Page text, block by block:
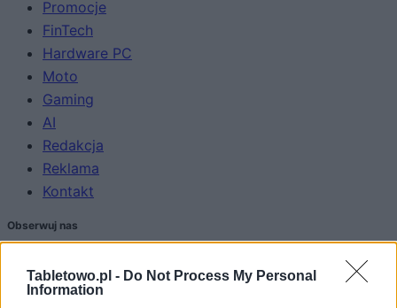
Tabletowo.pl - Do Not Process My Personal
Information
Promocje
FinTech
Hardware PC
Moto
Gaming
AI
Redakcja
Reklama
Kontakt
Obserwuj nas